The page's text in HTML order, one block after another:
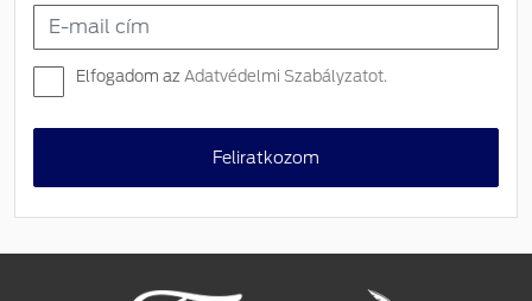
Elfogadom az Adatvédelmi Szabályzatot.
Feliratkozom